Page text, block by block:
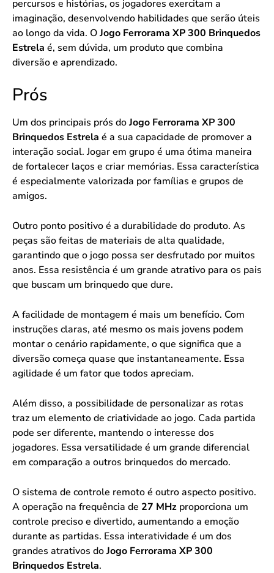
percursos e histórias, os jogadores exercitam a
imaginação, desenvolvendo habilidades que serão úteis
ao longo da vida. OJogo Ferrorama XP 300 Brinquedos
Estrela é, sem dúvida, um produto que combina
diversão e aprendizado.
Prós
Um dos principais prós doJogo Ferrorama XP 300
Brinquedos Estrela é a sua capacidade de promover a
interação social. Jogar em grupo é uma ótima maneira
de fortalecer laços e criar memórias. Essa característica
é especialmente valorizada por famílias e grupos de
amigos.
Outro ponto positivo é a durabilidade do produto. As
peças são feitas de materiais de alta qualidade,
garantindo que o jogo possa ser desfrutado por muitos
anos. Essa resistência é um grande atrativo para os pais
que buscam um brinquedo que dure.
A facilidade de montagem é mais um benefício. Com
instruções claras, até mesmo os mais jovens podem
montar o cenário rapidamente, o que significa que a
diversão começa quase que instantaneamente. Essa
agilidade é um fator que todos apreciam.
Além disso, a possibilidade de personalizar as rotas
traz um elemento de criatividade ao jogo. Cada partida
pode ser diferente, mantendo o interesse dos
jogadores. Essa versatilidade é um grande diferencial
em comparação a outros brinquedos do mercado.
O sistema de controle remoto é outro aspecto positivo.
A operação na frequência de 27 MHz proporciona um
controle preciso e divertido, aumentando a emoção
durante as partidas. Essa interatividade é um dos
grandes atrativos doJogo Ferrorama XP 300
Brinquedos Estrela.